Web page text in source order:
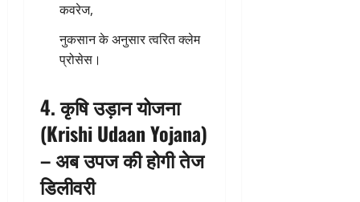
कवरेज,
नुकसान के अनुसार त्वरित क्लेम
प्रोसेस।
4.कृषि उड़ान योजना
(Krishi Udaan Yojana)
– अब उपज की होगी तेज
डिलीवरी